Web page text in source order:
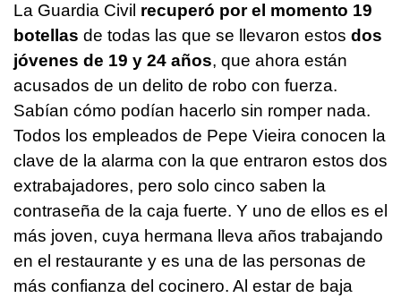
La Guardia Civil recuperó por el momento 19
botellas de todas las que se llevaron estos dos
jóvenes de 19 y 24 años, que ahora están
acusados de un delito de robo con fuerza.
Sabían cómo podían hacerlo sin romper nada.
Todos los empleados de Pepe Vieira conocen la
clave de la alarma con la que entraron estos dos
extrabajadores, pero solo cinco saben la
contraseña de la caja fuerte. Y uno de ellos es el
más joven, cuya hermana lleva años trabajando
en el restaurante y es una de las personas de
más confianza del cocinero. Al estar de baja